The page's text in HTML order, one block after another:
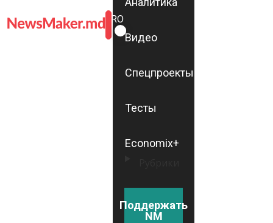
ROMÂNĂ
RU
Видео
Спецпроекты
Тесты
Economix+
Поддержать
NM